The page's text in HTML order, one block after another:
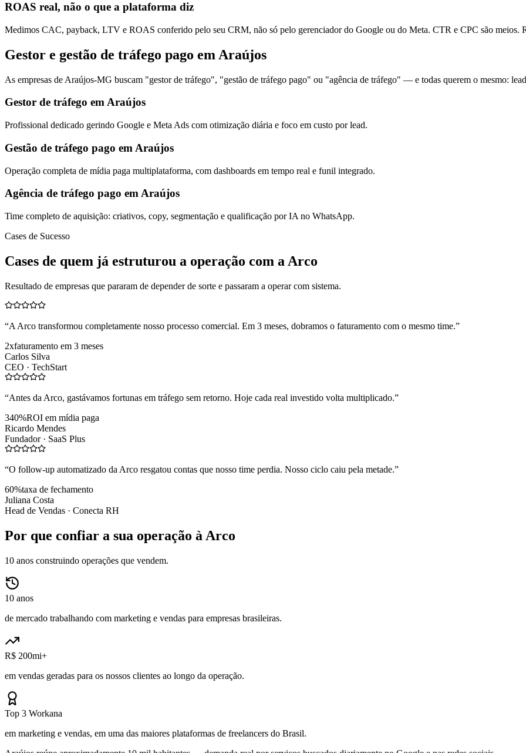
ROAS real, não o que a plataforma diz
Medimos CAC, payback, LTV e ROAS conferido pelo seu CRM, não só pelo gerenciador do Google ou do Meta. CTR e CPC são meios.
Gestor e gestão de tráfego pago em Araújos
As empresas de Araújos-MG buscam "gestor de tráfego", "gestão de tráfego pago" ou "agência de tráfego" — e todas querem o mesmo:
Gestor de tráfego em Araújos
Profissional dedicado gerindo Google e Meta Ads com otimização diária e foco em custo por lead.
Gestão de tráfego pago em Araújos
Operação completa de mídia paga multiplataforma, com dashboards em tempo real e funil integrado.
Agência de tráfego pago em Araújos
Time completo de aquisição: criativos, copy, segmentação e qualificação por IA no WhatsApp.
Cases de Sucesso
Cases de quem já estruturou a operação com a Arco
Resultado de empresas que pararam de depender de sorte e passaram a operar com sistema.
“A Arco transformou completamente nosso processo comercial. Em 3 meses, dobramos o faturamento com o mesmo time.”
2xfaturamento em 3 meses
Carlos Silva
CEO · TechStart
“Antes da Arco, gastávamos fortunas em tráfego sem retorno. Hoje cada real investido volta multiplicado.”
340%ROI em mídia paga
Ricardo Mendes
Fundador · SaaS Plus
“O follow-up automatizado da Arco resgatou contas que nosso time perdia. Nosso ciclo caiu pela metade.”
60%taxa de fechamento
Juliana Costa
Head de Vendas · Conecta RH
Por que confiar a sua operação à Arco
10 anos construindo operações que vendem.
10 anos
de mercado trabalhando com marketing e vendas para empresas brasileiras.
R$ 200mi+
em vendas geradas para os nossos clientes ao longo da operação.
Top 3 Workana
em marketing e vendas, em uma das maiores plataformas de freelancers do Brasil.